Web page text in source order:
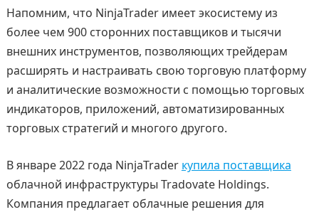
Напомним, что NinjaTrader имеет экосистему из
более чем 900 сторонних поставщиков и тысячи
внешних инструментов, позволяющих трейдерам
расширять и настраивать свою торговую платформу
и аналитические возможности с помощью торговых
индикаторов, приложений, автоматизированных
торговых стратегий и многого другого.
В январе 2022 года NinjaTrader купила поставщика
облачной инфраструктуры Tradovate Holdings.
Компания предлагает облачные решения для